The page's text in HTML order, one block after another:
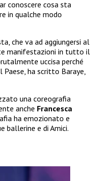
conoscere cosa sta
in qualche modo
che va ad aggiungersi al
manifestazioni in tutto il
uccisa perché
Paese, ha scritto Baraye,
una coreografia
anche Francesca
ha emozionato e
ballerine e di Amici.